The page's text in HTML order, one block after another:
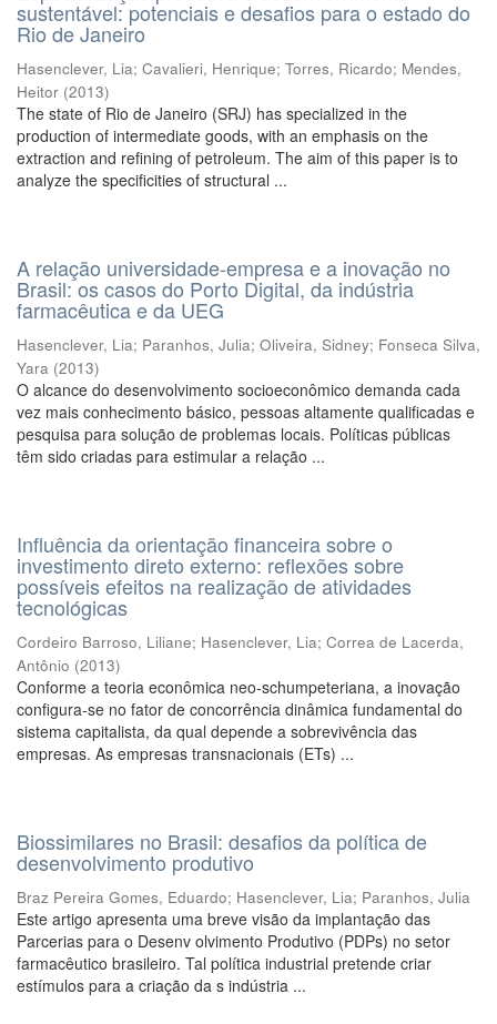
sustentável: potenciais e desafios para o estado do
Rio de Janeiro
Hasenclever, Lia; Cavalieri, Henrique; Torres, Ricardo; Mendes,
Heitor (2013)
The state of Rio de Janeiro (SRJ) has specialized in the
production of intermediate goods, with an emphasis on the
extraction and refining of petroleum. The aim of this paper is to
analyze the specificities of structural ...
A relação universidade-empresa e a inovação no
Brasil: os casos do Porto Digital, da indústria
farmacêutica e da UEG
Hasenclever, Lia; Paranhos, Julia; Oliveira, Sidney; Fonseca Silva,
Yara (2013)
O alcance do desenvolvimento socioeconômico demanda cada
vez mais conhecimento básico, pessoas altamente qualificadas e
pesquisa para solução de problemas locais. Políticas públicas
têm sido criadas para estimular a relação ...
Influência da orientação financeira sobre o
investimento direto externo: reflexões sobre
possíveis efeitos na realização de atividades
tecnológicas
Cordeiro Barroso, Liliane; Hasenclever, Lia; Correa de Lacerda,
Antônio (2013)
Conforme a teoria econômica neo-schumpeteriana, a inovação
configura-se no fator de concorrência dinâmica fundamental do
sistema capitalista, da qual depende a sobrevivência das
empresas. As empresas transnacionais (ETs) ...
Biossimilares no Brasil: desafios da política de
desenvolvimento produtivo
Braz Pereira Gomes, Eduardo; Hasenclever, Lia; Paranhos, Julia
Este artigo apresenta uma breve visão da implantação das
Parcerias para o Desenv olvimento Produtivo (PDPs) no setor
farmacêutico brasileiro. Tal política industrial pretende criar
estímulos para a criação da s indústria ...